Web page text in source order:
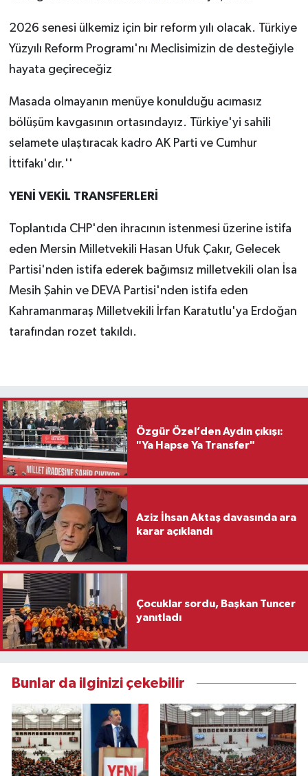
2026 senesi ülkemiz için bir reform yılı olacak. Türkiye
Yüzyılı Reform Programı'nı Meclisimizin de desteğiyle
hayata geçireceğiz
Masada olmayanın menüye konulduğu acımasız
bölüşüm kavgasının ortasındayız. Türkiye'yi sahili
selamete ulaştıracak kadro AK Parti ve Cumhur
İttifakı'dır.''
YENİ VEKİL TRANSFERLERİ
Toplantıda CHP'den ihracının istenmesi üzerine istifa
eden Mersin Milletvekili Hasan Ufuk Çakır, Gelecek
Partisi'nden istifa ederek bağımsız milletvekili olan İsa
Mesih Şahin ve DEVA Partisi'nden istifa eden
Kahramanmaraş Milletvekili İrfan Karatutlu'ya Erdoğan
tarafından rozet takıldı.
Özgür Özel’den Aydın çıkışı:
"Ya Hapse Ya Transfer"
Aziz İhsan Aktaş davasında ara
karar açıklandı
Çocuklar sordu, Başkan Tuncer
yanıtladı
Bunlar da ilginizi çekebilir